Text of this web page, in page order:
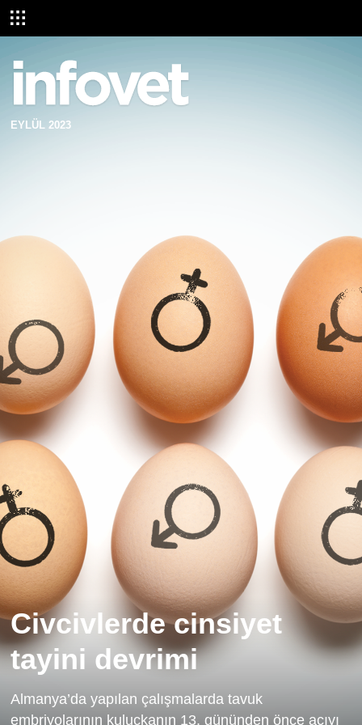
EYLÜL 2023
Civcivlerde cinsiyet
tayini devrimi
Almanya’da yapılan çalışmalarda tavuk
embriyolarının kuluçkanın 13. gününden önce acıyı